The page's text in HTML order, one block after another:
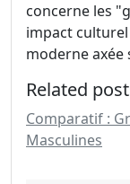
concerne les
impact
moderne axée
Related
Comparatif :
Masculines